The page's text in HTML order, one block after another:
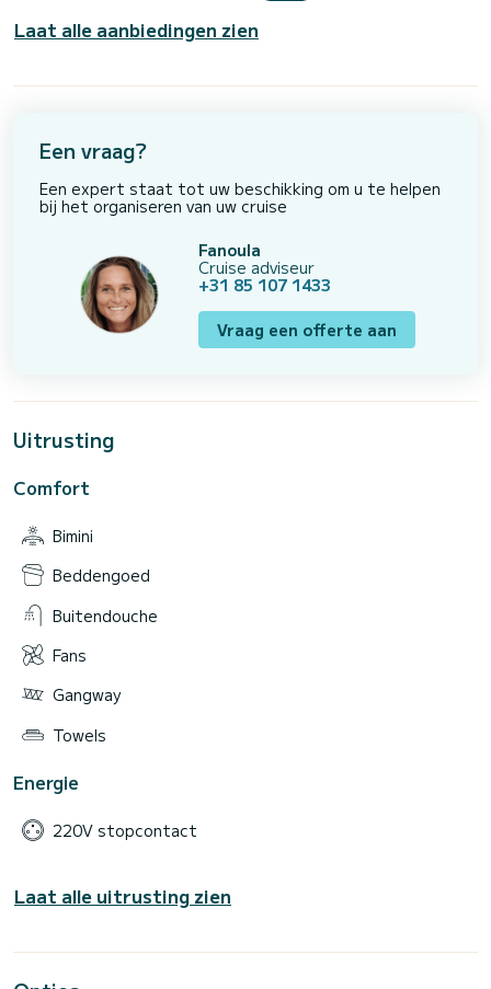
Laat alle aanbiedingen zien
Een vraag?
Een expert staat tot uw beschikking om u te helpen
bij het organiseren van uw cruise
Fanoula
Cruise adviseur
+31 85 107 1433
Vraag een offerte aan
Uitrusting
Comfort
Bimini
Beddengoed
Buitendouche
Fans
Gangway
Towels
Energie
220V stopcontact
Laat alle uitrusting zien